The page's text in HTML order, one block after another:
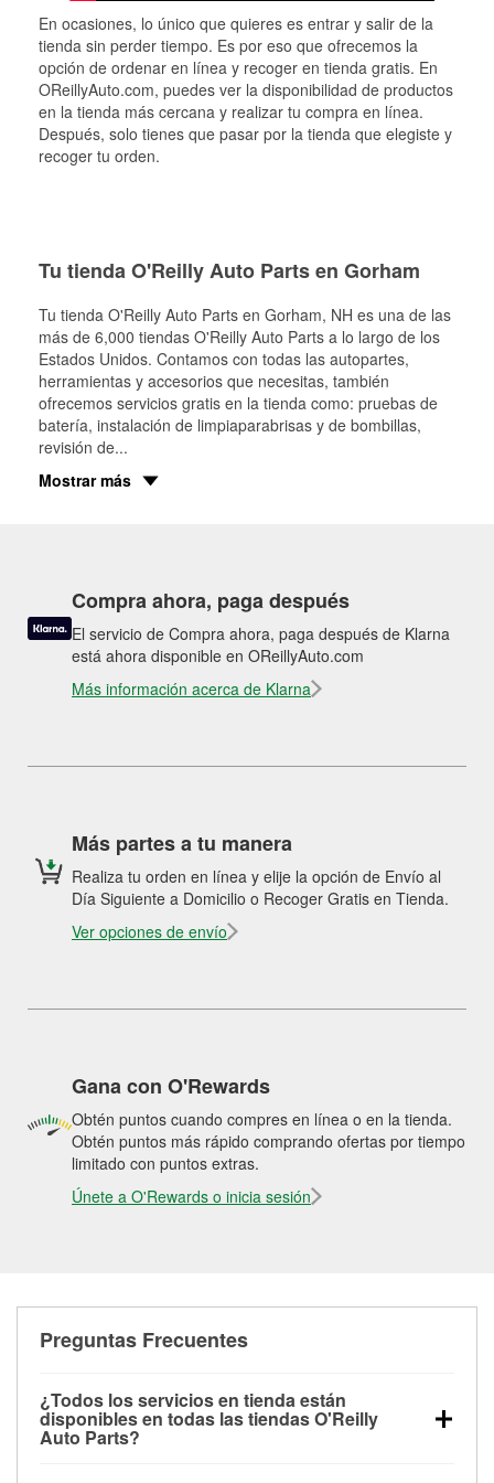
En ocasiones, lo único que quieres es entrar y salir de la
tienda sin perder tiempo. Es por eso que ofrecemos la
opción de ordenar en línea y recoger en tienda gratis. En
OReillyAuto.com, puedes ver la disponibilidad de productos
en la tienda más cercana y realizar tu compra en línea.
Después, solo tienes que pasar por la tienda que elegiste y
recoger tu orden.
Tu tienda O'Reilly Auto Parts en Gorham
Tu tienda O'Reilly Auto Parts en Gorham, NH es una de las
más de 6,000 tiendas O'Reilly Auto Parts a lo largo de los
Estados Unidos. Contamos con todas las autopartes,
herramientas y accesorios que necesitas, también
ofrecemos servicios gratis en la tienda como: pruebas de
batería, instalación de limpiaparabrisas y de bombillas,
revisión de...
Mostrar más
Compra ahora, paga después
El servicio de Compra ahora, paga después de Klarna
está ahora disponible en OReillyAuto.com
Más información acerca de Klarna
Más partes a tu manera
Realiza tu orden en línea y elije la opción de Envío al
Día Siguiente a Domicilio o Recoger Gratis en Tienda.
Ver opciones de envío
Gana con O'Rewards
Obtén puntos cuando compres en línea o en la tienda.
Obtén puntos más rápido comprando ofertas por tiempo
limitado con puntos extras.
Únete a O'Rewards o inicia sesión
Preguntas Frecuentes
¿Todos los servicios en tienda están
disponibles en todas las tiendas O'Reilly
Auto Parts?